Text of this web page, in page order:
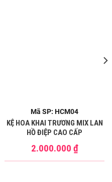
Mã SP: HCM04
KỆ HOA KHAI TRƯƠNG MIX LAN
HỒ ĐIỆP CAO CẤP
2.000.000 ₫